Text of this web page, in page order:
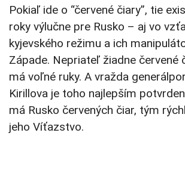
Pokiaľ ide o “červené čiary”, tie
roky výlučne pre Rusko – aj vo
kyjevského režimu a ich
Západe. Nepriateľ žiadne červené
má voľné ruky. A vražda
Kirillova je toho najlepším
má Rusko červených čiar, tým
jeho Víťazstvo.